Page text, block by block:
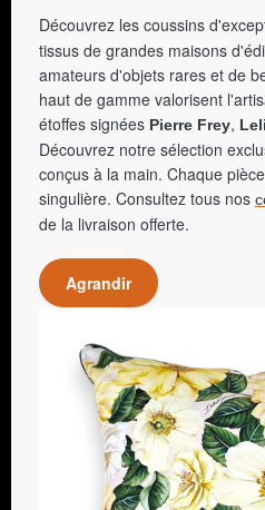
Découvrez les coussins
tissus de grandes maisons
amateurs d'objets rares et de
haut de gamme valorisent
étoffes signées Pierre Frey,
Découvrez notre sélection
conçus à la main. Chaque
singulière. Consultez tous nos
de la livraison offerte.
Agrandir